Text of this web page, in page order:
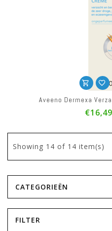
Aveeno Dermexa
€16,49
Showing 14 of 14 item(s)
CATEGORIEËN
FILTER